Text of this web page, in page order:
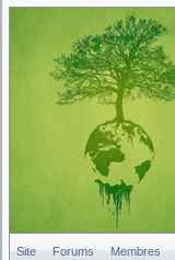
Site Forums Membres